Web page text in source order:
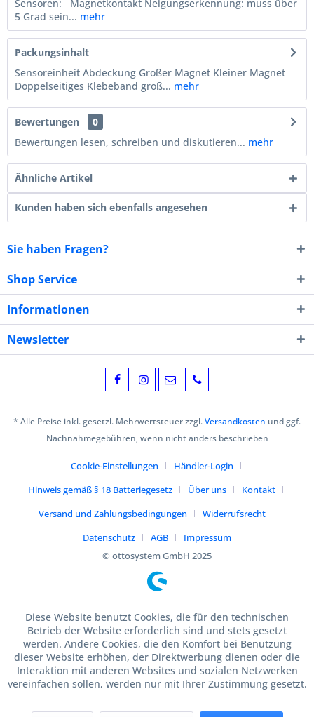
Sensoren: Magnetkontakt Neigungserkennung: muss über
5 Grad sein... mehr
Packungsinhalt
Sensoreinheit Abdeckung Großer Magnet Kleiner Magnet
Doppelseitiges Klebeband groß... mehr
Bewertungen
0
Bewertungen lesen, schreiben und diskutieren... mehr
Ähnliche Artikel
Kunden haben sich ebenfalls angesehen
Sie haben Fragen?
Shop Service
Informationen
Newsletter
* Alle Preise inkl. gesetzl. Mehrwertsteuer zzgl.Versandkosten und ggf.
Nachnahmegebühren, wenn nicht anders beschrieben
Cookie-Einstellungen
Händler-Login
Hinweis gemäß § 18 Batteriegesetz
Über uns
Kontakt
Versand und Zahlungsbedingungen
Widerrufsrecht
Datenschutz
AGB
Impressum
© ottosystem GmbH 2025
Diese Website benutzt Cookies, die für den technischen
Betrieb der Website erforderlich sind und stets gesetzt
werden. Andere Cookies, die den Komfort bei Benutzung
dieser Website erhöhen, der Direktwerbung dienen oder die
Interaktion mit anderen Websites und sozialen Netzwerken
vereinfachen sollen, werden nur mit Ihrer Zustimmung gesetzt.